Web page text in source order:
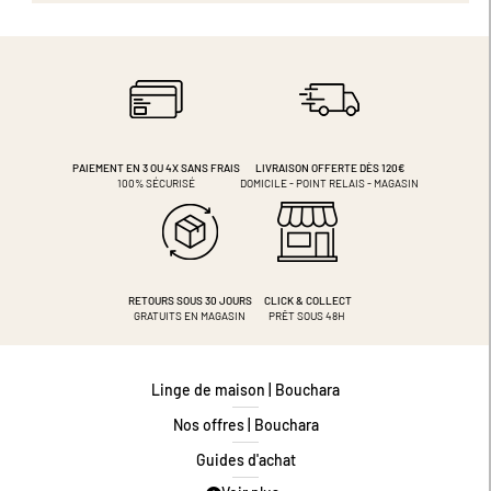
PAIEMENT EN 3 OU 4XSANS FRAIS
100% SÉCURISÉ
LIVRAISON OFFERTE DÈS 120€
DOMICILE - POINT RELAIS - MAGASIN
RETOURS SOUS 30 JOURS
GRATUITS EN MAGASIN
CLICK & COLLECT
PRÊT SOUS 48H
Linge de maison | Bouchara
Nos offres | Bouchara
Guides d'achat